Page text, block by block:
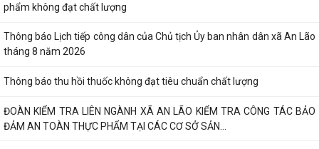
phẩm không đạt chất lượng
Thông báo Lịch tiếp công dân của Chủ tịch Ủy ban nhân dân xã An Lão
tháng 8 năm 2026
Thông báo thu hồi thuốc không đạt tiêu chuẩn chất lượng
ĐOÀN KIỂM TRA LIÊN NGÀNH XÃ AN LÃO KIỂM TRA CÔNG TÁC BẢO
ĐẢM AN TOÀN THỰC PHẨM TẠI CÁC CƠ SỞ SẢN...